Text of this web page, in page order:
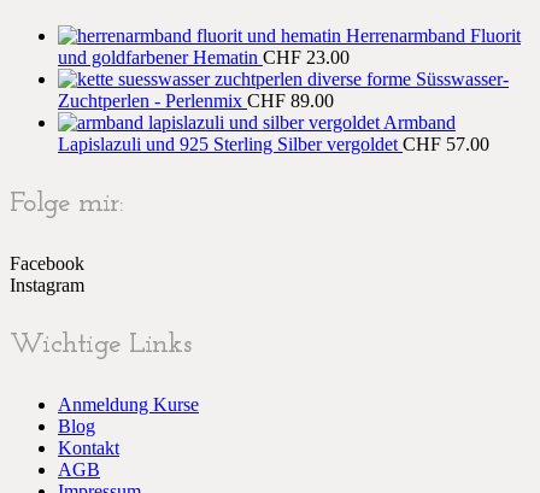
Herrenarmband Fluorit
und goldfarbener Hematin CHF 23.00
Süsswasser-
Zuchtperlen - Perlenmix CHF 89.00
Armband
Lapislazuli und 925 Sterling Silber vergoldet CHF 57.00
Folge mir:
Facebook
Instagram
Wichtige Links
Anmeldung Kurse
Blog
Kontakt
AGB